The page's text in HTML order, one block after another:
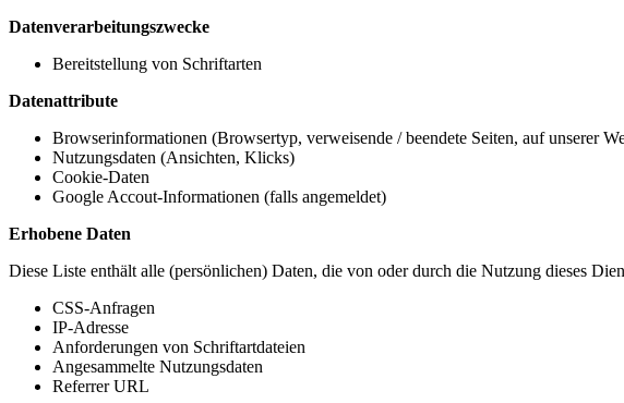
Datenverarbeitungszwecke
Bereitstellung von Schriftarten
Datenattribute
Browserinformationen (Browsertyp, verweisende / beendete Seiten, auf unserer
Nutzungsdaten (Ansichten, Klicks)
Cookie-Daten
Google Accout-Informationen (falls angemeldet)
Erhobene Daten
Diese Liste enthält alle (persönlichen) Daten, die von oder durch die Nutzung dieses
CSS-Anfragen
IP-Adresse
Anforderungen von Schriftartdateien
Angesammelte Nutzungsdaten
Referrer URL